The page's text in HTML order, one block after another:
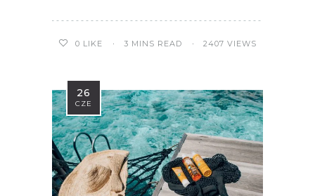
0 LIKE 3 MINS READ 2407 VIEWS
26
CZE